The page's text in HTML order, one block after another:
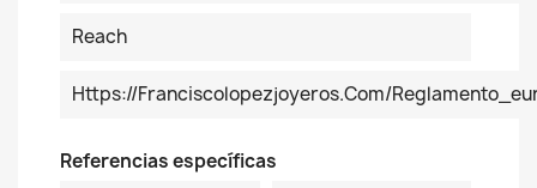
Reach
Https://franciscolopezjoyeros.com/
Referencias específicas